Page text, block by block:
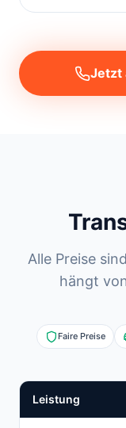
Jetzt
Alle Preise
hängt
Faire Preise
Leistung